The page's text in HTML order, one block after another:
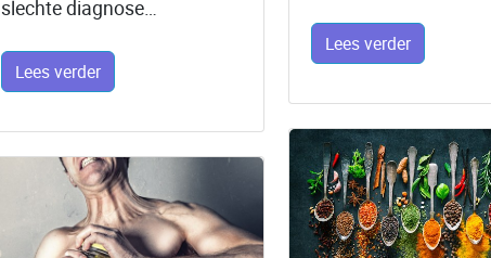
slechte diagnose…
Lees verder
Lees verder